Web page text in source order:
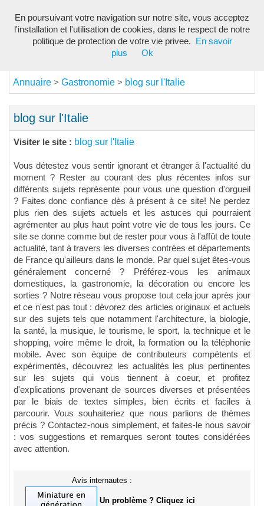
Annuaire > Gastronomie > blog sur l'Italie
blog sur l'Italie
Visiter le site : blog sur l'Italie
Vous détestez vous sentir ignorant et étranger à l'actualité du
moment ? Rester au courant des plus récentes infos sur
différents sujets représente pour vous une question d'orgueil
? Faites donc confiance dès à présent à ce site! Ne perdez
plus rien des sujets actuels et les astuces qui pourraient
agrémenter au plus haut point votre vie de tous les jours. Ce
site se donne comme but de rester pour vous à l'affût de toute
actualité, tant à travers les diverses contrées et départements
de France qu'ailleurs dans le monde. Par quel sujet êtes-vous
généralement concerné ? Préférez-vous les animaux
domestiques, la gastronomie, la décoration ou encore les
sorties ? Notre réseau vous propose tout cela jour après jour
et ce n'est pas tout : dévorez des articles originaux et actuels
sur des sujets tels que notamment l'architecture, la biologie,
la santé, la musique, le tourisme, le sport, la technique et le
shopping, voire même le droit, la formation ou la téléphonie
mobile. Avec son équipe de contributeurs compétents et
expérimentés, découvrez les actualités les plus pertinentes
sur les sujets qui vous tiennent à coeur, et profitez
d'explications provenant de sources diverses et présentées
par le biais de textes simples, bien écrits et faciles à
parcourir. Vous souhaiteriez que nous parlions de thèmes
précis ? Contactez-nous simplement, et faites-le nous savoir
: vos suggestions et remarques seront toutes considérées
avec attention.
Avis internautes :
Un problème ? Cliquez ici
En poursuivant votre navigation sur notre site, vous acceptez
l'installation et l'utilisation de cookies, dans le respect de notre
politique de protection de votre vie privee.
En savoir
plus
Ok